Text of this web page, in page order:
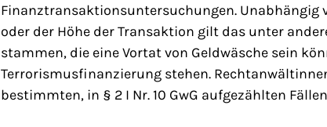
Finanztransaktionsuntersuchungen. Unabhängig
oder der Höhe der Transaktion gilt das unter
stammen, die eine Vortat von Geldwäsche sein
Terrorismusfinanzierung stehen.
bestimmten, in § 2 I Nr. 10 GwG aufgezählten